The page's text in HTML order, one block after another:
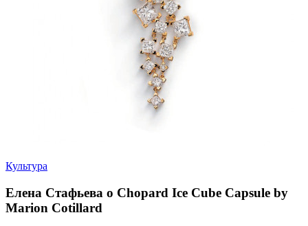
Культура
Елена Стафьева о Chopard Ice Cube Capsule by
Marion Cotillard